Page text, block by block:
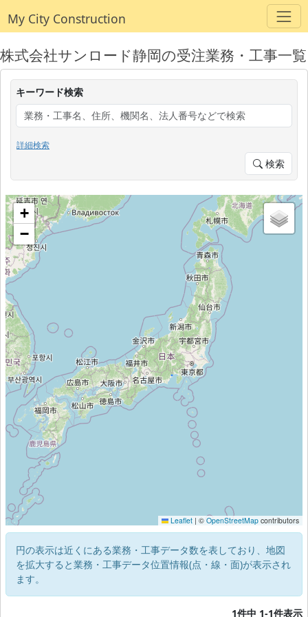
My City Construction
株式会社サンロード静岡の受注業務・工事一覧
キーワード検索
詳細検索
検索
+
−
Leaflet | © OpenStreetMap contributors
円の表示は近くにある業務・工事データ数を表しており、地図
を拡大すると業務・工事データ位置情報(点・線・面)が表示され
ます。
1件中 1-1件表示